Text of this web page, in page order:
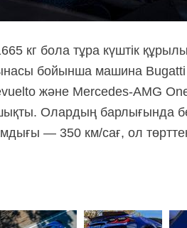
кг бола тұра күштік
бойынша машина Bugatti
және Mercedes-AMG
Олардың барлығында
— 350 км/сағ, ол төрттен